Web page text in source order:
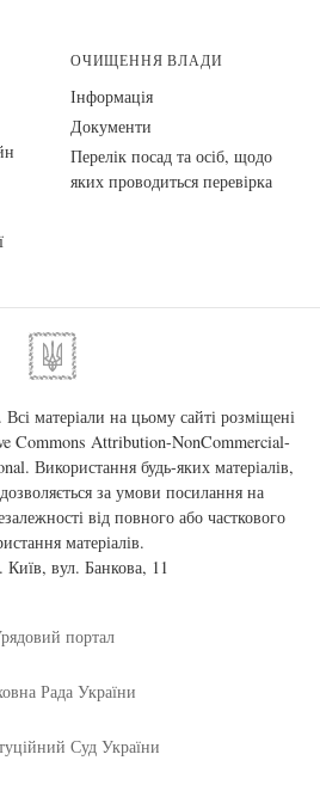
ОЧИЩЕННЯ ВЛАДИ
Інформація
Документи
Перелік посад та осіб, щодо
яких проводиться перевірка
матеріали на цьому сайті розміщені
Commons Attribution-NonCommercial-
. Використання будь-яких матеріалів,
за умови посилання на
від повного або часткового
матеріалів.
вул. Банкова, 11
портал
Рада України
Суд України